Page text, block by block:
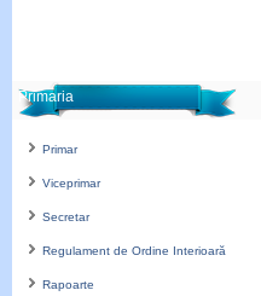
Primaria
Primar
Viceprimar
Secretar
Regulament de Ordine Interioară
Rapoarte